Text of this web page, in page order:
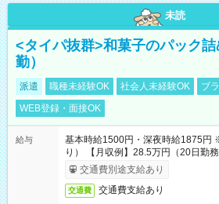
未読
<タイパ抜群>和菓子のパック
勤）
派遣 職種未経験OK 社会人未経験OK
ブ
WEB登録・面接OK
給与
基本時給1500円・深夜時給1875円
り） 【月収例】28.5万円（20日勤
合）交通費別途支給あり
交通費 交通費支給あり